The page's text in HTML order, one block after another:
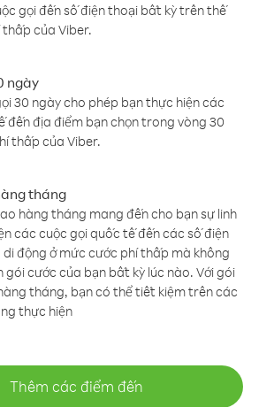
gọi đến số điện thoại bất kỳ trên thế
của Viber.
ngày
30 ngày cho phép bạn thực hiện các
đến địa điểm bạn chọn trong vòng 30
thấp của Viber.
tháng
hàng tháng mang đến cho bạn sự linh
các cuộc gọi quốc tế đến các số điện
động ở mức cước phí thấp mà không
gói cước của bạn bất kỳ lúc nào. Với gói
tháng, bạn có thể tiết kiệm trên các
thực hiện
Thêm các điểm đến